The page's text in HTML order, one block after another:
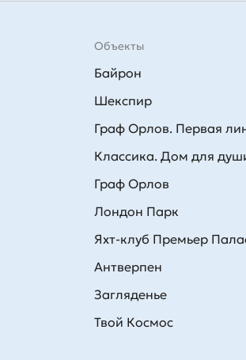
Объекты
Байрон
Шекспир
Граф Орлов. Первая
Классика. Дом для
Граф Орлов
Лондон Парк
Яхт-клуб Премьер
Антверпен
Загляденье
Твой Космос